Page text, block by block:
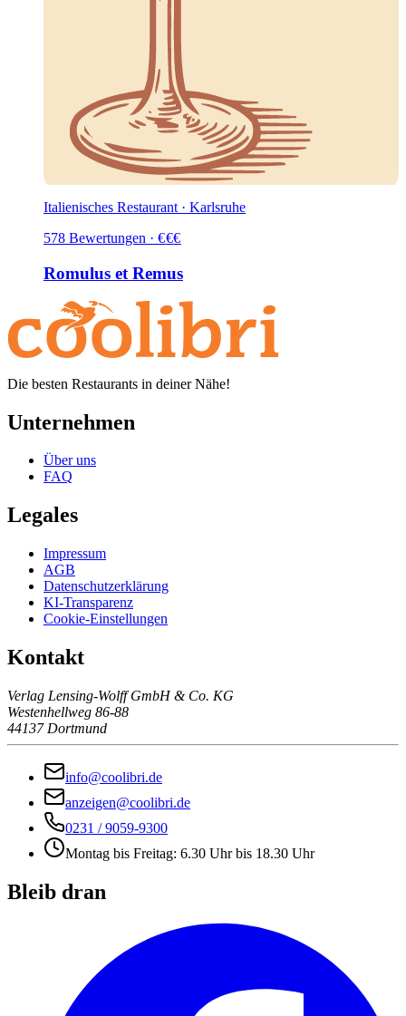
Italienisches Restaurant · Karlsruhe
578 Bewertungen · €€€
Romulus et Remus
Die besten Restaurants in deiner Nähe!
Unternehmen
Über uns
FAQ
Legales
Impressum
AGB
Datenschutzerklärung
KI-Transparenz
Cookie-Einstellungen
Kontakt
Verlag Lensing-Wolff GmbH & Co. KG
Westenhellweg 86-88
44137 Dortmund
info@coolibri.de
anzeigen@coolibri.de
0231 / 9059-9300
Montag bis Freitag: 6.30 Uhr bis 18.30 Uhr
Bleib dran